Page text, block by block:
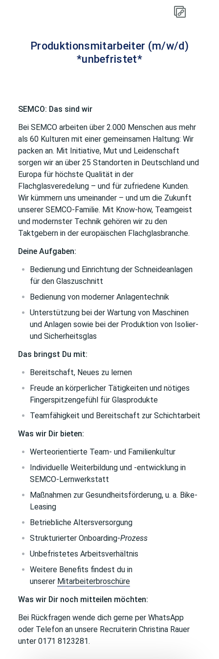
Produktionsmitarbeiter (m/w/d)
*unbefristet*
SEMCO: Das sind wir
Bei SEMCO arbeiten über 2.000 Menschen aus mehr
als 60 Kulturen mit einer gemeinsamen Haltung: Wir
packen an. Mit Initiative, Mut und Leidenschaft
sorgen wir an über 25 Standorten in Deutschland und
Europa für höchste Qualität in der
Flachglasveredelung – und für zufriedene Kunden.
Wir kümmern uns umeinander – und um die Zukunft
unserer SEMCO-Familie. Mit Know-how, Teamgeist
und modernster Technik gehören wir zu den
Taktgebern in der europäischen Flachglasbranche.
Deine Aufgaben:
Bedienung und Einrichtung der Schneideanlagen
für den Glaszuschnitt
Bedienung von moderner Anlagentechnik
Unterstützung bei der Wartung von Maschinen
und Anlagen sowie bei der Produktion von Isolier-
und Sicherheitsglas
Das bringst Du mit:
Bereitschaft, Neues zu lernen
Freude an körperlicher Tätigkeiten und nötiges
Fingerspitzengefühl für Glasprodukte
Teamfähigkeit und Bereitschaft zur Schichtarbeit
Was wir Dir bieten:
Werteorientierte Team- und Familienkultur
Individuelle Weiterbildung und -entwicklung in
SEMCO-Lernwerkstatt
Maßnahmen zur Gesundheitsförderung, u. a. Bike-
Leasing
Betriebliche Altersversorgung
Strukturierter Onboarding-Prozess
Unbefristetes Arbeitsverhältnis
Weitere Benefits findest du in
unserer Mitarbeiterbroschüre
Was wir Dir noch mitteilen möchten:
Bei Rückfragen wende dich gerne per WhatsApp
oder Telefon an unsere Recruiterin Christina Rauer
unter 0171 8123281.